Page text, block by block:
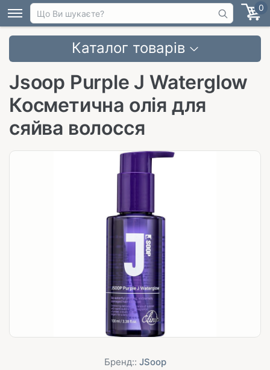
0
Каталог товарів
Jsoop Purple J Waterglow
Косметична олія для
сяйва волосся
Бренд:: JSoop